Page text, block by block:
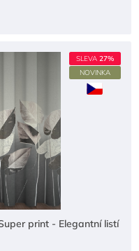
SLEVA 27%
NOVINKA
print - Elegantní listí